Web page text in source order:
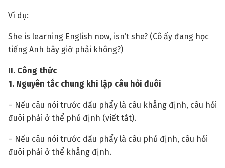
Ví dụ:
She is learning English now, isn’t she? (Cô ấy đang học
tiếng Anh bây giờ phải không?)
II. Công thức
1. Nguyên tắc chung khi lập câu hỏi đuôi
– Nếu câu nói trước dấu phẩy là câu khẳng định, câu hỏi
đuôi phải ở thể phủ định (viết tắt).
– Nếu câu nói trước dấu phẩy là câu phủ định, câu hỏi
đuôi phải ở thể khẳng định.